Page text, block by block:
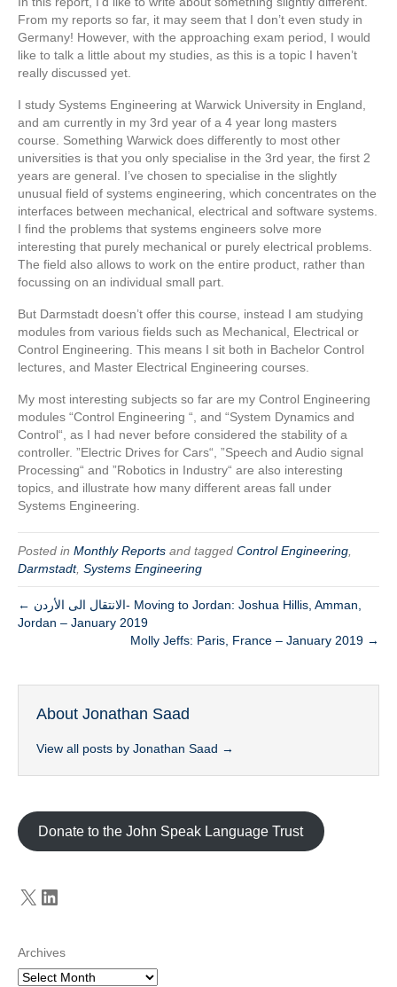
From my reports so far, it may seem that I don’t even study in
Germany! However, with the approaching exam period, I would
like to talk a little about my studies, as this is a topic I haven’t
really discussed yet.
I study Systems Engineering at Warwick University in England,
and am currently in my 3rd year of a 4 year long masters
course. Something Warwick does differently to most other
universities is that you only specialise in the 3rd year, the first 2
years are general. I’ve chosen to specialise in the slightly
unusual field of systems engineering, which concentrates on the
interfaces between mechanical, electrical and software systems.
I find the problems that systems engineers solve more
interesting that purely mechanical or purely electrical problems.
The field also allows to work on the entire product, rather than
focussing on an individual small part.
But Darmstadt doesn’t offer this course, instead I am studying
modules from various fields such as Mechanical, Electrical or
Control Engineering. This means I sit both in Bachelor Control
lectures, and Master Electrical Engineering courses.
My most interesting subjects so far are my Control Engineering
modules “Control Engineering “, and “System Dynamics and
Control“, as I had never before considered the stability of a
controller. ”Electric Drives for Cars“, ”Speech and Audio signal
Processing“ and ”Robotics in Industry“ are also interesting
topics, and illustrate how many different areas fall under
Systems Engineering.
Posted in Monthly Reports and tagged Control Engineering
Darmstadt, Systems Engineering
← الانتقال الى الأردن- Moving to Jordan: Joshua Hillis, Amman,
Jordan – January 2019
Molly Jeffs: Paris, France – January 2019 →
About Jonathan Saad
View all posts by Jonathan Saad →
Donate to the John Speak Language Trust
X LinkedIn
Archives